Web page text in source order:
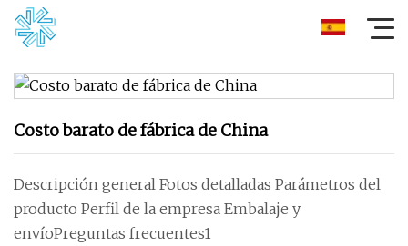
Costo barato de fábrica de China
Descripción general Fotos detalladas Parámetros del
producto Perfil de la empresa Embalaje y
envíoPreguntas frecuentes1